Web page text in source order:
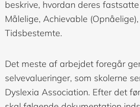
beskrive, hvordan deres
Målelige, Achievable
Tidsbestemte.
Det meste af arbejdet foregår
selvevalueringer, som skolerne
Dyslexia Association. Efter det